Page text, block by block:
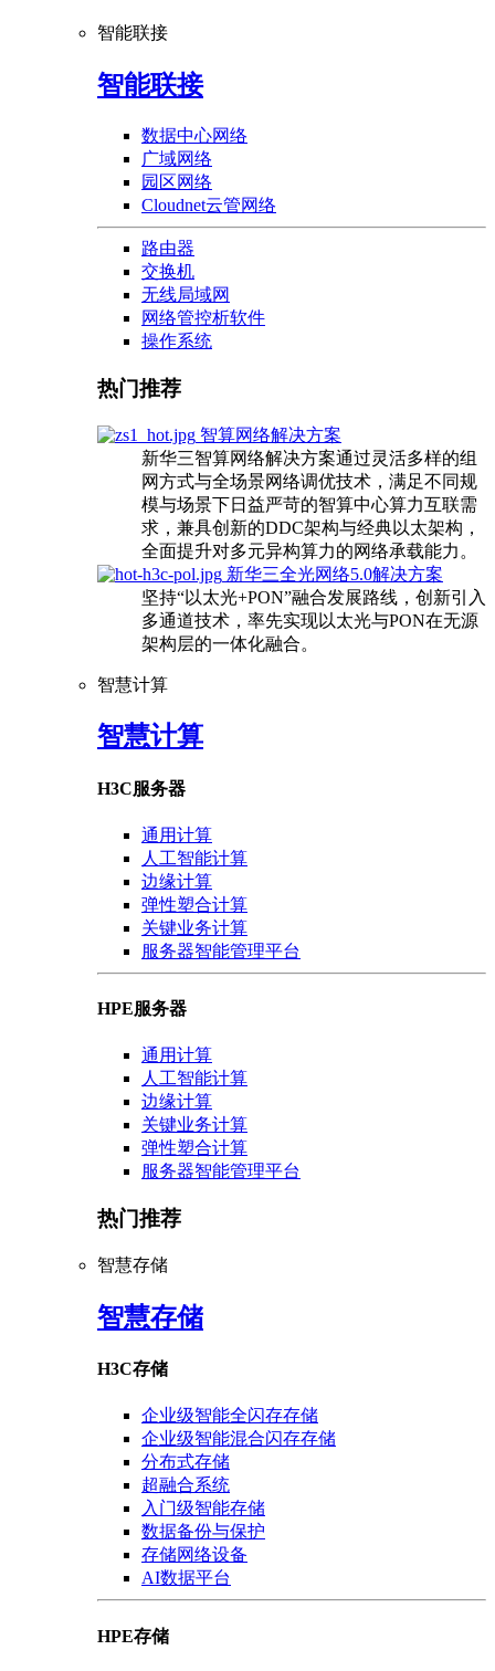
智能联接
智能联接
数据中心网络
广域网络
园区网络
Cloudnet云管网络
路由器
交换机
无线局域网
网络管控析软件
操作系统
热门推荐
智算网络解决方案
新华三智算网络解决方案通过灵活多样的组
网方式与全场景网络调优技术，满足不同规
模与场景下日益严苛的智算中心算力互联需
求，兼具创新的DDC架构与经典以太架构，
全面提升对多元异构算力的网络承载能力。
新华三全光网络5.0解决方案
坚持“以太光+PON”融合发展路线，创新引入
多通道技术，率先实现以太光与PON在无源
架构层的一体化融合。
智慧计算
智慧计算
H3C服务器
通用计算
人工智能计算
边缘计算
弹性塑合计算
关键业务计算
服务器智能管理平台
HPE服务器
通用计算
人工智能计算
边缘计算
关键业务计算
弹性塑合计算
服务器智能管理平台
热门推荐
智慧存储
智慧存储
H3C存储
企业级智能全闪存存储
企业级智能混合闪存存储
分布式存储
超融合系统
入门级智能存储
数据备份与保护
存储网络设备
AI数据平台
HPE存储